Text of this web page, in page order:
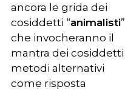
ancora le grida dei
cosiddetti “animalisti”
che invocheranno il
mantra dei cosiddetti
metodi alternativi
come risposta